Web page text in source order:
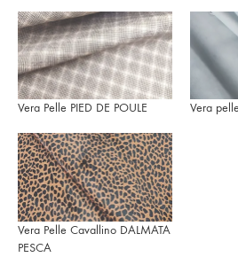
Vera Pelle PIED DE POULE Vera
Vera Pelle Cavallino DALMATA
PESCA